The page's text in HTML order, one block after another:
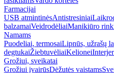
Farmacijai
USB atmintinėsAntistresiniai
balzamaiVeidrodėliaiManikiūro
Namams
Puodeliai, termosaiLipnūs, užrašų
degtukaiŽiebtuvėliaiKelionei
Grožiui, sveikatai
Grožiui įvairūsDėžutės vaistams